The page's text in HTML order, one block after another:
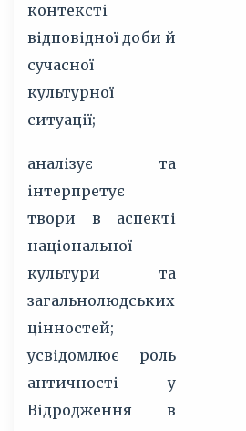
контексті
відповідної доби й
сучасної
культурної
ситуації;
аналізує та
інтерпретує
твори в аспекті
національної
культури та
загальнолюдських
цінностей;
усвідомлює роль
античності у
Відродження в